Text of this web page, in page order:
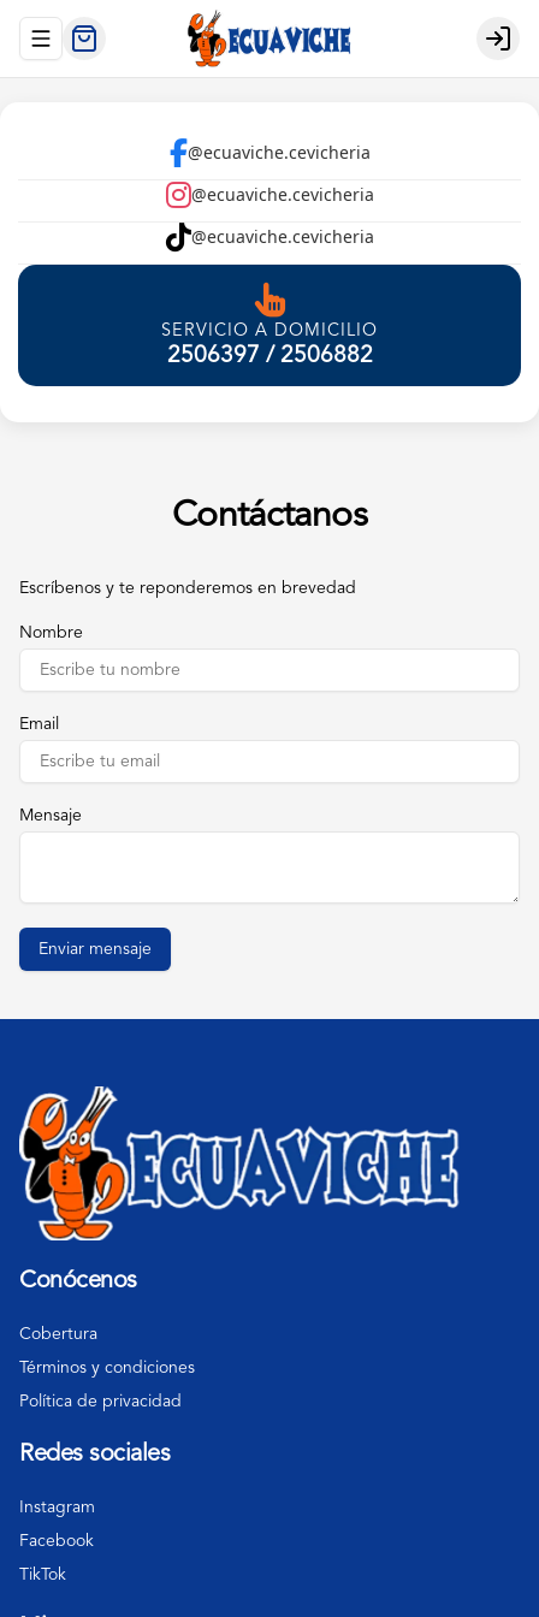
Abrir menu de navegación Login
@ecuaviche.cevicheria
@ecuaviche.cevicheria
@ecuaviche.cevicheria
SERVICIO A DOMICILIO
2506397 / 2506882
Contáctanos
Escríbenos y te reponderemos en brevedad
Nombre
Email
Mensaje
Enviar mensaje
Conócenos
Cobertura
Términos y condiciones
Política de privacidad
Redes sociales
Instagram
Facebook
TikTok